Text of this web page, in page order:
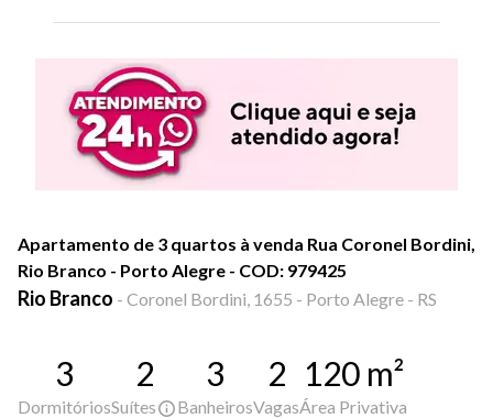
Apartamento de 3 quartos à venda Rua Coronel Bordini,
Rio Branco - Porto Alegre - COD: 979425
Rio Branco - Coronel Bordini, 1655 - Porto Alegre - RS
3
Dormitórios
2
Suítes
3
Banheiros
2
Vagas
120 m²
Área Privativa